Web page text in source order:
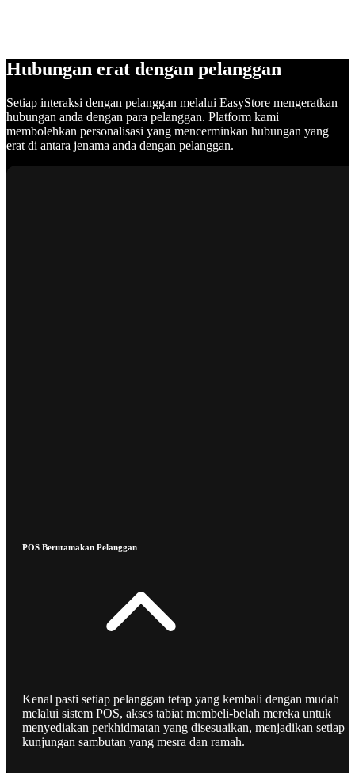
Hubungan erat dengan pelanggan
Setiap interaksi dengan pelanggan melalui EasyStore mengeratkan
hubungan anda dengan para pelanggan. Platform kami
membolehkan personalisasi yang mencerminkan hubungan yang
erat di antara jenama anda dengan pelanggan.
POS Berutamakan Pelanggan
Kenal pasti setiap pelanggan tetap yang kembali dengan mudah
melalui sistem POS, akses tabiat membeli-belah mereka untuk
menyediakan perkhidmatan yang disesuaikan, menjadikan setiap
kunjungan sambutan yang mesra dan ramah.